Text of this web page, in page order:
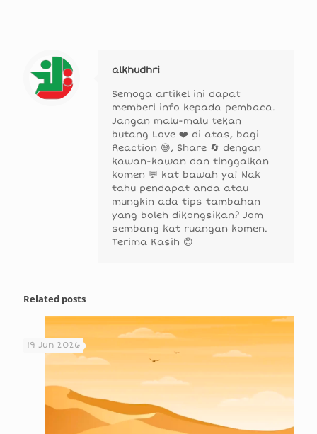
alkhudhri
Semoga artikel ini dapat
memberi info kepada pembaca.
Jangan malu-malu tekan
butang Love ❤️ di atas, bagi
Reaction 😄, Share 🔄 dengan
kawan-kawan dan tinggalkan
komen 💬 kat bawah ya! Nak
tahu pendapat anda atau
mungkin ada tips tambahan
yang boleh dikongsikan? Jom
sembang kat ruangan komen.
Terima Kasih 😊
Related posts
19 Jun 2026